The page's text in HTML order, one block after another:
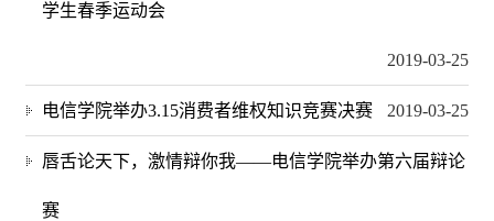
学生春季运动会
2019-03-25
电信学院举办3.15消费者维权知识竞赛决赛 2019-03-25
唇舌论天下，激情辩你我——电信学院举办第六届辩论
赛